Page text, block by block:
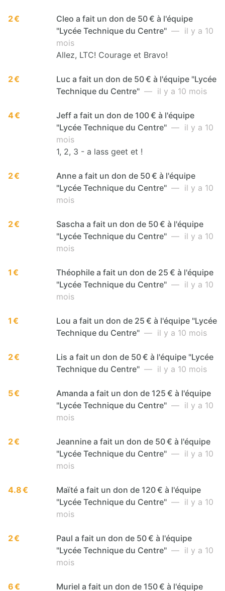
2 €
Cleo a fait un don de 50 € à l'équipe
"Lycée Technique du Centre" — il y a 10
mois
Allez, LTC! Courage et Bravo!
2 €
Luc a fait un don de 50 € à l'équipe "Lycée
Technique du Centre" — il y a 10 mois
4 €
Jeff a fait un don de 100 € à l'équipe
"Lycée Technique du Centre" — il y a 10
mois
1, 2, 3 - a lass geet et !
2 €
Anne a fait un don de 50 € à l'équipe
"Lycée Technique du Centre" — il y a 10
mois
2 €
Sascha a fait un don de 50 € à l'équipe
"Lycée Technique du Centre" — il y a 10
mois
1 €
Théophile a fait un don de 25 € à l'équipe
"Lycée Technique du Centre" — il y a 10
mois
1 €
Lou a fait un don de 25 € à l'équipe "Lycée
Technique du Centre" — il y a 10 mois
2 €
Lis a fait un don de 50 € à l'équipe "Lycée
Technique du Centre" — il y a 10 mois
5 €
Amanda a fait un don de 125 € à l'équipe
"Lycée Technique du Centre" — il y a 10
mois
2 €
Jeannine a fait un don de 50 € à l'équipe
"Lycée Technique du Centre" — il y a 10
mois
4.8 €
Maïté a fait un don de 120 € à l'équipe
"Lycée Technique du Centre" — il y a 10
mois
2 €
Paul a fait un don de 50 € à l'équipe
"Lycée Technique du Centre" — il y a 10
mois
6 € Muriel a fait un don de 150 € à l'équipe